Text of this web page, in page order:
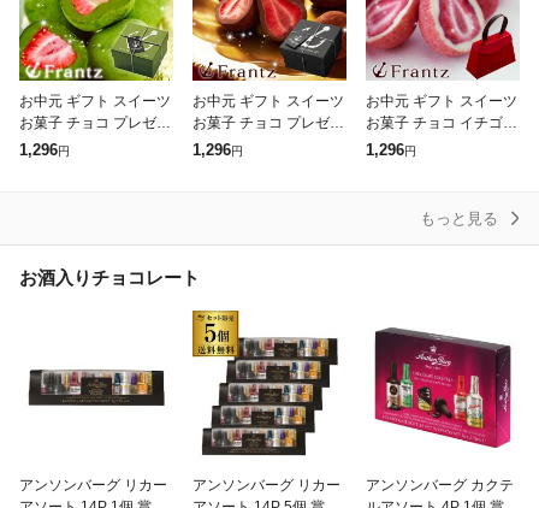
お中元 ギフト スイーツ
お菓子 チョコ プレゼン
ト チョコレート 洋菓子
1,296円
お中元 ギフト スイーツ
お菓子 チョコ プレゼン
ト チョコレート 洋菓子
1,296円
お中元 ギフト スイーツ
お菓子 チョコ イチゴ
いちご 苺 プレゼント
1,296円
もっと見る
お酒入りチョコレート
アンソンバーグ リカー
アンソンバーグ リカー
アンソンバーグ カクテ